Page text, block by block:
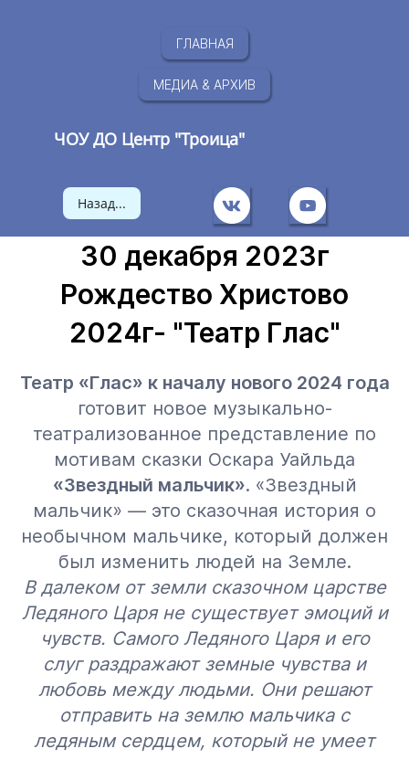
ГЛАВНАЯ
МЕДИА & АРХИВ
ЧОУ ДО Центр "Троица"
Назад...
30 декабря 2023г
Рождество Христово
2024г- "Театр Глас"
Театр «Глас» к началу нового 2024 года
готовит новое музыкально-
театрализованное представление по
мотивам сказки Оскара Уайльда
«Звездный мальчик». «Звездный
мальчик» — это сказочная история о
необычном мальчике, который должен
был изменить людей на Земле.
В далеком от земли сказочном царстве
Ледяного Царя не существует эмоций и
чувств. Самого Ледяного Царя и его
слуг раздражают земные чувства и
любовь между людьми. Они решают
отправить на землю мальчика с
ледяным сердцем, который не умеет